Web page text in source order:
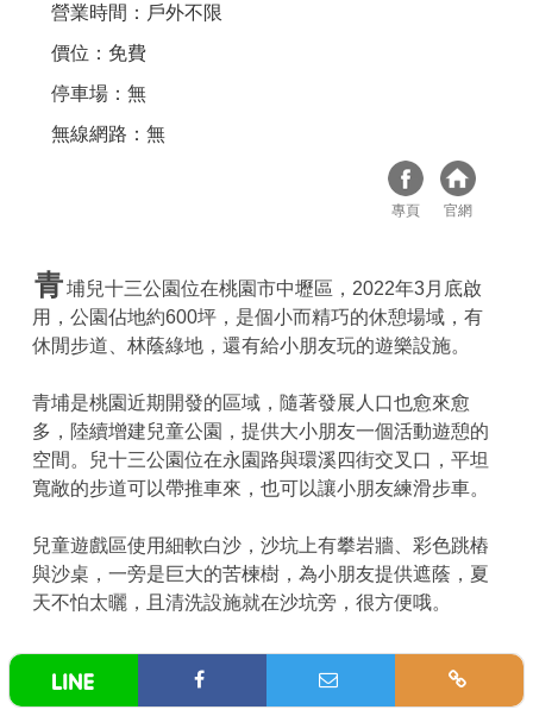
營業時間：戶外不限
價位：免費
停車場：無
無線網路：無
專頁 官網
青埔兒十三公園位在桃園市中壢區，2022年3月底啟
用，公園佔地約600坪，是個小而精巧的休憩場域，有
休閒步道、林蔭綠地，還有給小朋友玩的遊樂設施。
青埔是桃園近期開發的區域，隨著發展人口也愈來愈
多，陸續增建兒童公園，提供大小朋友一個活動遊憩的
空間。兒十三公園位在永園路與環溪四街交叉口，平坦
寬敞的步道可以帶推車來，也可以讓小朋友練滑步車。
兒童遊戲區使用細軟白沙，沙坑上有攀岩牆、彩色跳樁
與沙桌，一旁是巨大的苦楝樹，為小朋友提供遮蔭，夏
天不怕太曬，且清洗設施就在沙坑旁，很方便哦。